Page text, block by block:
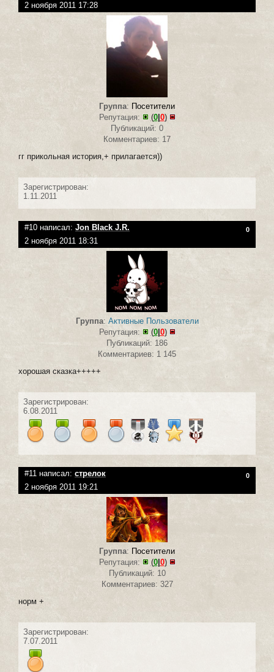
2 ноября 2011 17:28
Группа: Посетители
Репутация:
(0|0)
Публикаций: 0
Комментариев: 17
гг прикольная история,+ прилагается))
Зарегистрирован:
1.11.2011
#10 написал: Jon Black J.R. 0
2 ноября 2011 18:31
Группа: Активные Пользователи
Репутация:
(0|0)
Публикаций: 186
Комментариев: 1 145
хорошая сказка+++++
Зарегистрирован:
6.08.2011
#11 написал: стрелок 0
2 ноября 2011 19:21
Группа: Посетители
Репутация:
(0| 0)
Публикаций: 10
Комментариев: 327
норм +
Зарегистрирован:
7.07.2011